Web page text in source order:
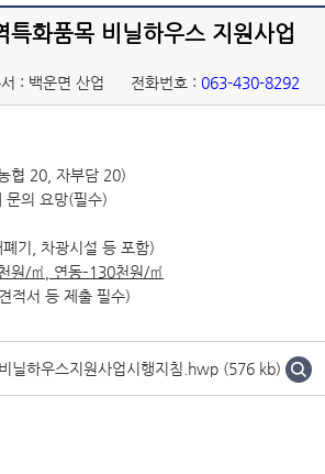
화품목 비닐하우스 지원사업
: 백운면 산업 전화번호 : 063-430-8292
협 20, 자부담 20)
문의 요망(필수)
기, 차광시설 등 포함)
원/㎡ 연동–130천원/㎡
적서 등 제출 필수)
닐하우스지원사업시행지침.hwp (576 kb)